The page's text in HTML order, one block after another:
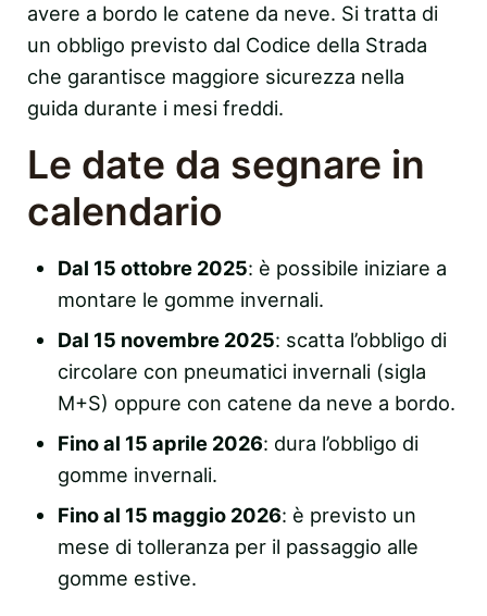
avere a bordo le catene da neve. Si tratta di
un obbligo previsto dal Codice della Strada
che garantisce maggiore sicurezza nella
guida durante i mesi freddi.
Le date da segnare in
calendario
Dal 15 ottobre 2025: è possibile iniziare a
montare le gomme invernali.
Dal 15 novembre 2025: scatta l’obbligo di
circolare con pneumatici invernali (sigla
M+S) oppure con catene da neve a bordo.
Fino al 15 aprile 2026: dura l’obbligo di
gomme invernali.
Fino al 15 maggio 2026: è previsto un
mese di tolleranza per il passaggio alle
gomme estive.